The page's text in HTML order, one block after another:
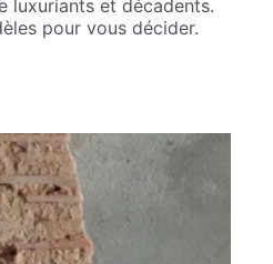
luxuriants et décadents.
pour vous décider.